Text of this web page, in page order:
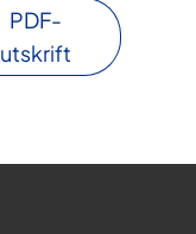
PDF-
utskrift